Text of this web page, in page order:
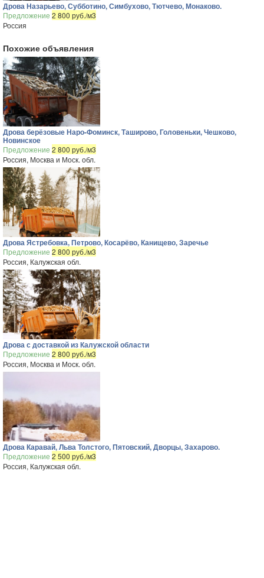
Дрова Назарьево, Субботино, Симбухово, Тютчево, Монаково.
Предложение 2 800 руб./м3
Россия
Похожие объявления
Дрова берёзовые Наро-Фоминск, Таширово, Головеньки, Чешково,
Новинское
Предложение 2 800 руб./м3
Россия, Москва и Моск. обл.
Дрова Ястребовка, Петрово, Косарёво, Канищево, Заречье
Предложение 2 800 руб./м3
Россия, Калужская обл.
Дрова с доставкой из Калужской области
Предложение 2 800 руб./м3
Россия, Москва и Моск. обл.
Дрова Каравай, Льва Толстого, Пятовский, Дворцы, Захарово.
Предложение 2 500 руб./м3
Россия, Калужская обл.